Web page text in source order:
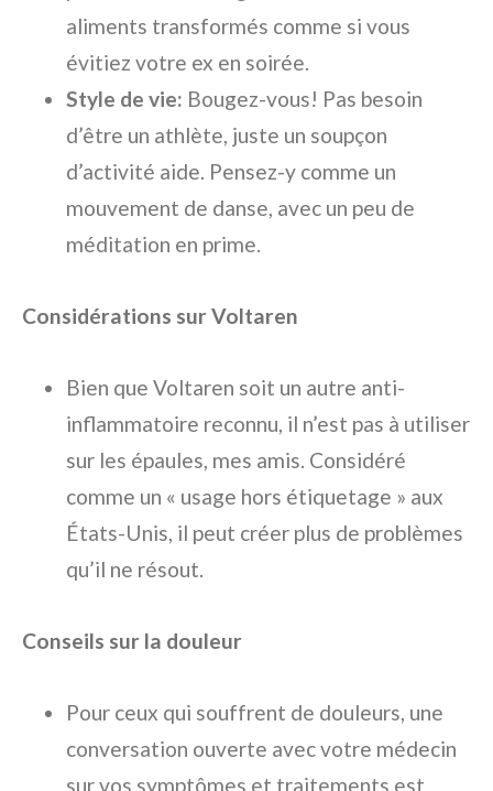
aliments transformés comme si vous
évitiez votre ex en soirée.
Style de vie: Bougez-vous! Pas besoin
d’être un athlète, juste un soupçon
d’activité aide. Pensez-y comme un
mouvement de danse, avec un peu de
méditation en prime.
Considérations sur Voltaren
Bien que Voltaren soit un autre anti-
inflammatoire reconnu, il n’est pas à utiliser
sur les épaules, mes amis. Considéré
comme un « usage hors étiquetage » aux
États-Unis, il peut créer plus de problèmes
qu’il ne résout.
Conseils sur la douleur
Pour ceux qui souffrent de douleurs, une
conversation ouverte avec votre médecin
sur vos symptômes et traitements est